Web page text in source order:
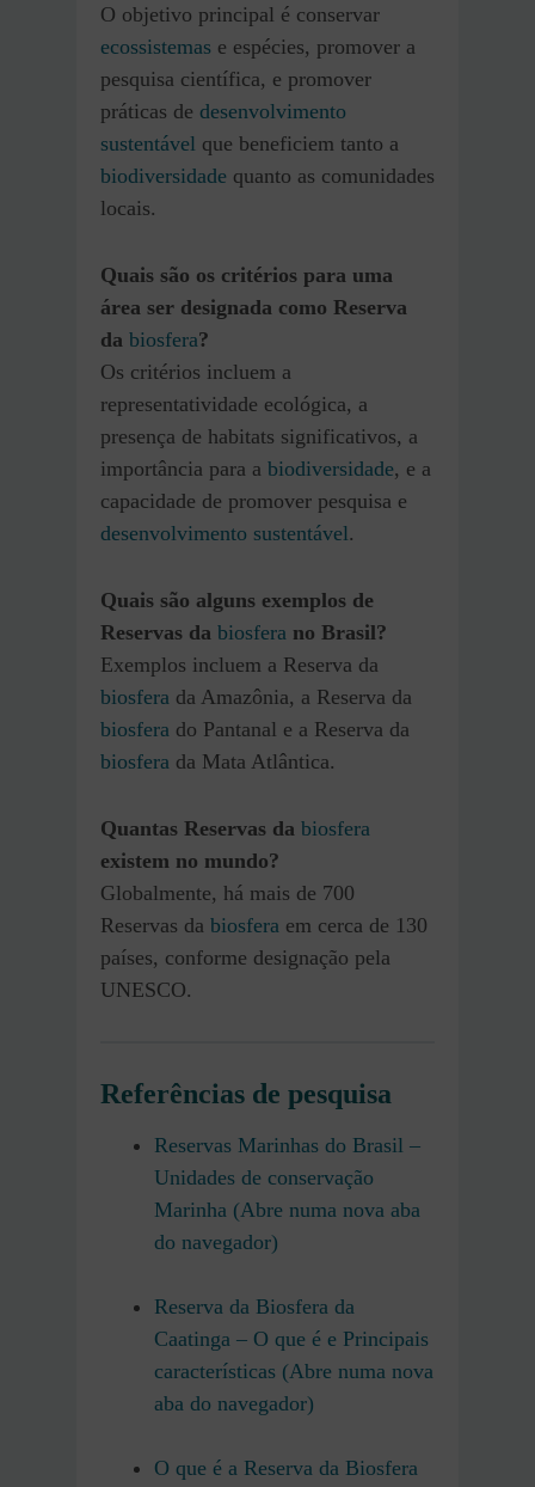
O objetivo principal é conservar
ecossistemas e espécies, promover a
pesquisa científica, e promover
práticas de desenvolvimento
sustentável que beneficiem tanto a
biodiversidade quanto as comunidades
locais.
Quais são os critérios para uma
área ser designada como Reserva
da biosfera?
Os critérios incluem a
representatividade ecológica, a
presença de habitats significativos, a
importância para a biodiversidade, e a
capacidade de promover pesquisa e
desenvolvimento sustentável.
Quais são alguns exemplos de
Reservas da biosfera no Brasil?
Exemplos incluem a Reserva da
biosfera da Amazônia, a Reserva da
biosfera do Pantanal e a Reserva da
biosfera da Mata Atlântica.
Quantas Reservas da biosfera
existem no mundo?
Globalmente, há mais de 700
Reservas da biosfera em cerca de 130
países, conforme designação pela
UNESCO.
Referências de pesquisa
Reservas Marinhas do Brasil –
Unidades de conservação
Marinha (Abre numa nova aba
do navegador)
Reserva da Biosfera da
Caatinga – O que é e Principais
características (Abre numa nova
aba do navegador)
O que é a Reserva da Biosfera